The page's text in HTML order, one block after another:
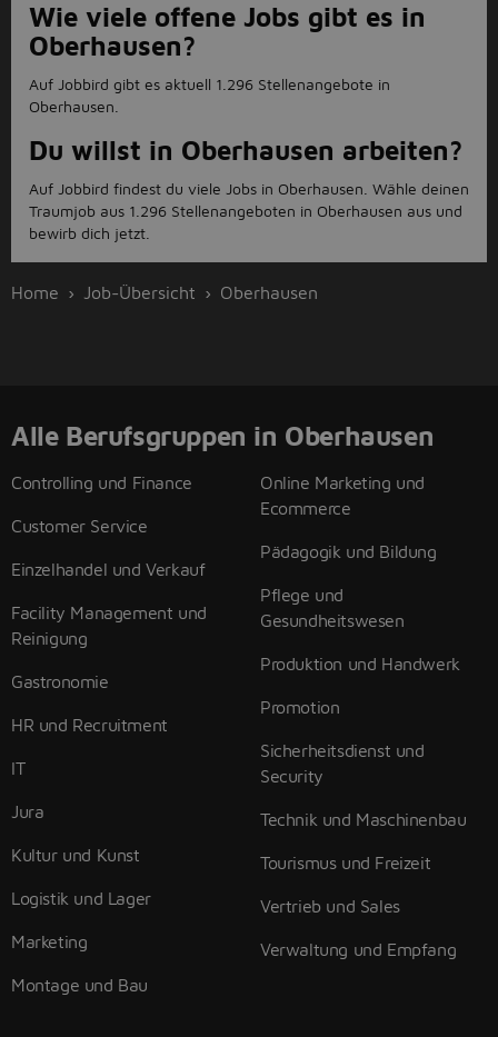
Wie viele offene Jobs gibt es in
Oberhausen?
Auf Jobbird gibt es aktuell 1.296 Stellenangebote in
Oberhausen.
Du willst in Oberhausen arbeiten?
Auf Jobbird findest du viele Jobs in Oberhausen. Wähle deinen
Traumjob aus 1.296 Stellenangeboten in Oberhausen aus und
bewirb dich jetzt.
Home Job-Übersicht Oberhausen
Alle Berufsgruppen in Oberhausen
Controlling und Finance
Customer Service
Einzelhandel und Verkauf
Facility Management und
Reinigung
Gastronomie
HR und Recruitment
IT
Jura
Kultur und Kunst
Logistik und Lager
Marketing
Montage und Bau
Online Marketing und
Ecommerce
Pädagogik und Bildung
Pflege und
Gesundheitswesen
Produktion und Handwerk
Promotion
Sicherheitsdienst und
Security
Technik und Maschinenbau
Tourismus und Freizeit
Vertrieb und Sales
Verwaltung und Empfang